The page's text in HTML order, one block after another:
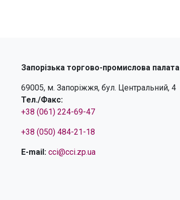
Запорізька торгово-промислова палата
69005, м. Запоріжжя, бул. Центральний, 4
Тел./Факс:
+38 (061) 224-69-47
+38 (050) 484-21-18
E-mail: cci@cci.zp.ua